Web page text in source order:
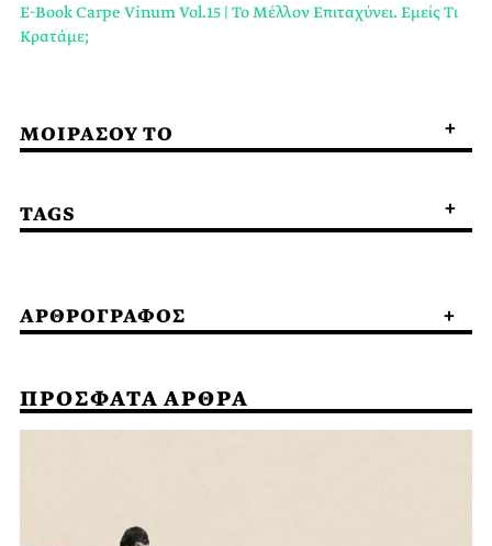
E-Book Carpe Vinum Vol.15 | Το Μέλλον Επιταχύνει. Εμείς Τι
Κρατάμε;
ΜΟΙΡΑΣΟΥ ΤΟ
TAGS
ΑΡΘΡΟΓΡΑΦΟΣ
ΠΡΟΣΦΑΤΑ ΑΡΘΡΑ